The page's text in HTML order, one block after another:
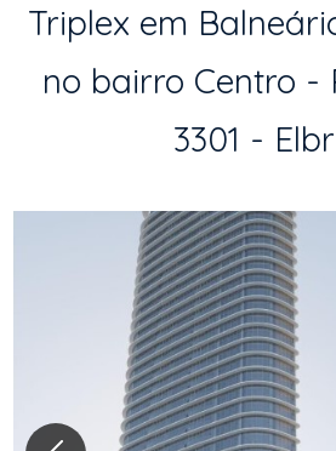
Triplex em
no bairro Centro -
3301 -